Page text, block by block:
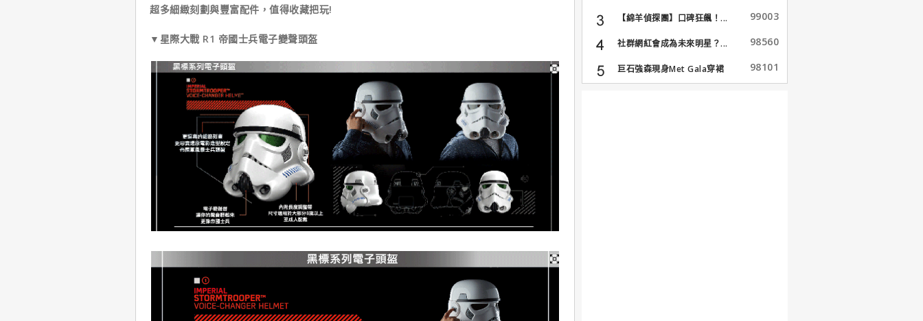
超多細緻刻劃與豐富配件，值得收藏把玩!
▼星際大戰 R1 帝國士兵電子變聲頭盔
【綿羊偵探團】口碑狂飆！... 99003
社群網紅會成為未來明星？... 98560
巨石強森現身Met Gala穿裙
子...
98101